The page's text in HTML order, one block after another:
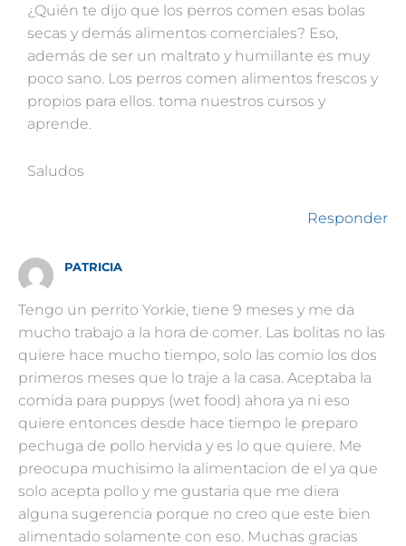
¿Quién te dijo que los perros comen esas bolas
secas y demás alimentos comerciales? Eso,
además de ser un maltrato y humillante es muy
poco sano. Los perros comen alimentos frescos y
propios para ellos. toma nuestros cursos y
aprende.
Saludos
Responder
PATRICIA
Tengo un perrito Yorkie, tiene 9 meses y me da
mucho trabajo a la hora de comer. Las bolitas no las
quiere hace mucho tiempo, solo las comio los dos
primeros meses que lo traje a la casa. Aceptaba la
comida para puppys (wet food) ahora ya ni eso
quiere entonces desde hace tiempo le preparo
pechuga de pollo hervida y es lo que quiere. Me
preocupa muchisimo la alimentacion de el ya que
solo acepta pollo y me gustaria que me diera
alguna sugerencia porque no creo que este bien
alimentado solamente con eso. Muchas gracias